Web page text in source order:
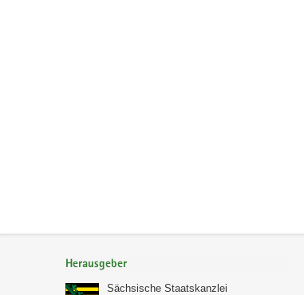
Herausgeber
Sächsische Staatskanzlei